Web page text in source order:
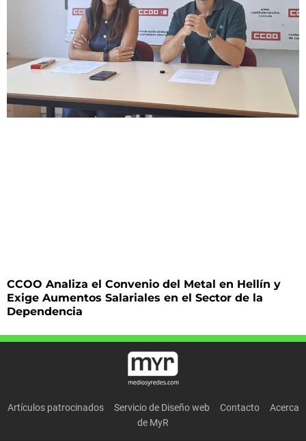
CCOO Analiza el Convenio del Metal en Hellín y
Exige Aumentos Salariales en el Sector de la
Dependencia
Artículos patrocinados Servicio de Diseño web Contacto
Acerca
de MyR